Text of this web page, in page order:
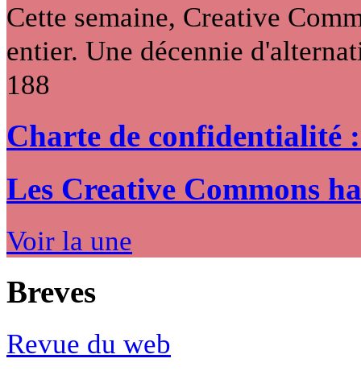
Cette semaine, Creative
entier. Une décennie
188
Charte de confidentialité
Les Creative Commons
Voir la une
Breves
Revue du web